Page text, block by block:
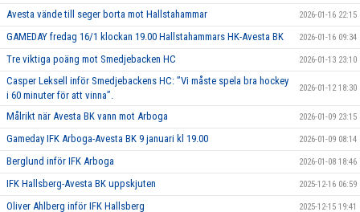
Avesta vände till seger borta mot Hallstahammar 2026-01-16 22:15
GAMEDAY fredag 16/1 klockan 19.00 Hallstahammars HK-Avesta BK 2026-01-16 09:34
Tre viktiga poäng mot Smedjebacken HC 2026-01-13 23:10
Casper Leksell inför Smedjebackens HC: ”Vi måste spela bra hockey
i 60 minuter för att vinna”.
2026-01-12 18:30
Målrikt när Avesta BK vann mot Arboga 2026-01-09 23:15
Gameday IFK Arboga-Avesta BK 9 januari kl 19.00 2026-01-09 08:14
Berglund inför IFK Arboga 2026-01-08 18:46
IFK Hallsberg-Avesta BK uppskjuten 2025-12-16 06:59
Oliver Ahlberg inför IFK Hallsberg 2025-12-15 19:41